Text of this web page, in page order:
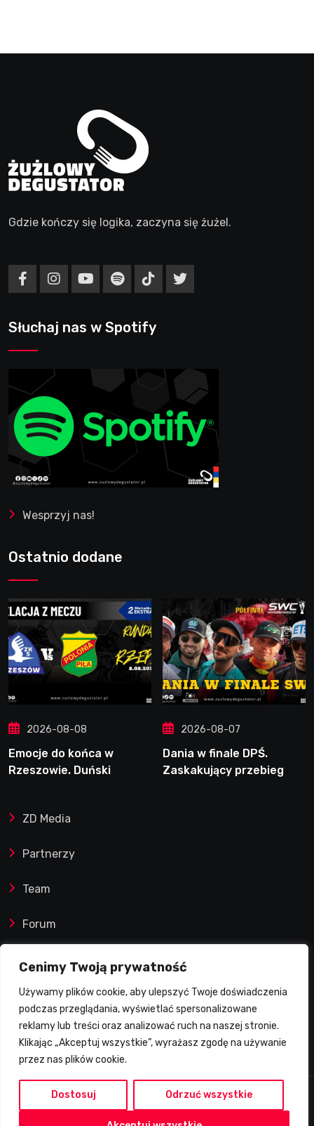
Cenimy Twoją prywatność
Używamy plików cookie, aby ulepszyć Twoje doświadczenia
podczas przeglądania, wyświetlać spersonalizowane
reklamy lub treści oraz analizować ruch na naszej stronie.
Klikając „Akceptuj wszystkie”, wyrażasz zgodę na używanie
przez nas plików cookie.
Dostosuj Odrzuć wszystkie
Gdzie kończy się logika, zaczyna się żużel.
Słuchaj nas w Spotify
Wesprzyj nas!
Ostatnio dodane
2026-08-08
Emocje do końca w
Rzeszowie. Duński
2026-08-07
Dania w finale DPŚ.
Zaskakujący przebieg
ZD Media
Partnerzy
Team
Forum
Reklamy i współprace
Prawa autorskie
Polityka Prywatności